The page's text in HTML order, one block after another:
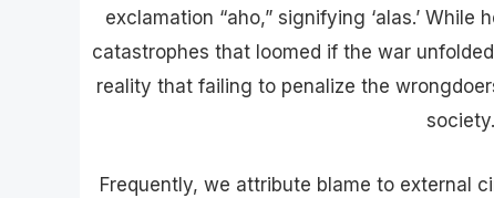
exclamation “aho,” signifying ‘alas.’
catastrophes that loomed if the war
reality that failing to penalize the
society.
Frequently, we attribute blame to external